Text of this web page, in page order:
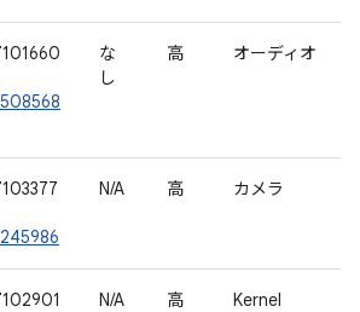
な
し
高 オーディオ
N/A 高 カメラ
N/A 高 Kernel